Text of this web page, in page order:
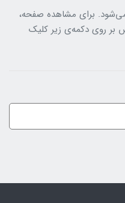
برای مشاهده صفحه،
بر روی دکمه‌ی زیر کلیک